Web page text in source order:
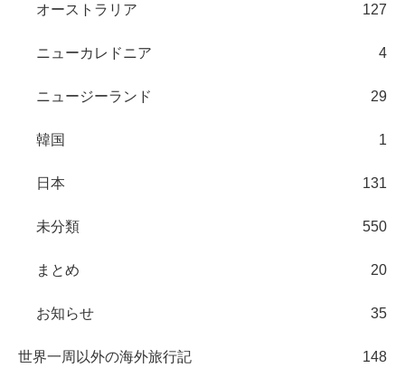
オーストラリア 127
ニューカレドニア 4
ニュージーランド 29
韓国 1
日本 131
未分類 550
まとめ 20
お知らせ 35
世界一周以外の海外旅行記 148